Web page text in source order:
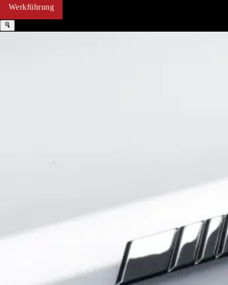
Werkführung